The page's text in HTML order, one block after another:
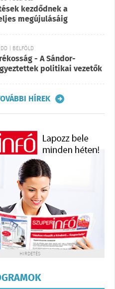
kezdődnek a
megújulásáig
| BELFÖLD
- A Sándor-
politikai vezetők
HÍREK
HIRDETÉS